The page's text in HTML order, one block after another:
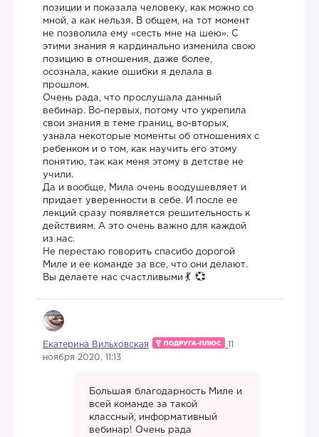
позиции и показала человеку, как можно со
мной, а как нельзя. В общем, на тот момент
не позволила ему «сесть мне на шею». С
этими знания я кардинально изменила свою
позицию в отношения, даже более,
осознала, какие ошибки я делала в
прошлом.
Очень рада, что прослушала данный
вебинар. Во-первых, потому что укрепила
свои знания в теме границ, во-вторых,
узнала некоторые моменты об отношениях с
ребенком и о том, как научить его этому
понятию, так как меня этому в детстве не
учили.
Да и вообще, Мила очень воодушевляет и
придает уверенности в себе. И после ее
лекций сразу появляется решительность к
действиям. А это очень важно для каждой
из нас.
Не перестаю говорить спасибо дорогой
Миле и ее команде за все, что они делают.
Вы делаете нас счастливыми
Екатерина Вильховская
11
ноября 2020, 11:13
Большая благодарность Миле и
всей команде за такой
классный, информативный
вебинар! Очень рада